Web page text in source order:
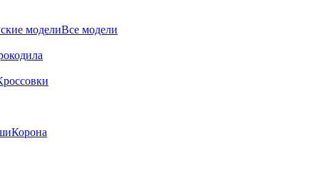
моделиВсе модели
Корона